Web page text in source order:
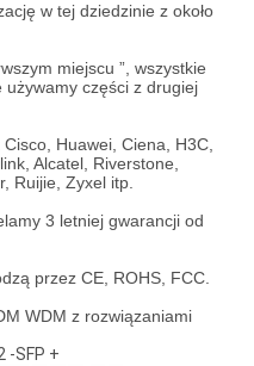
w tej dziedzinie z około
miejscu ”, wszystkie
części z drugiej
Huawei, Ciena, H3C,
Alcatel, Riverstone,
Ruijie, Zyxel itp.
3 letniej gwarancji od
przez CE, ROHS, FCC.
WDM z rozwiązaniami
-SFP +